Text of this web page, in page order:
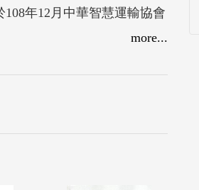
年12月中華智慧運輸協會
中央及地方政府交通專業人
more...